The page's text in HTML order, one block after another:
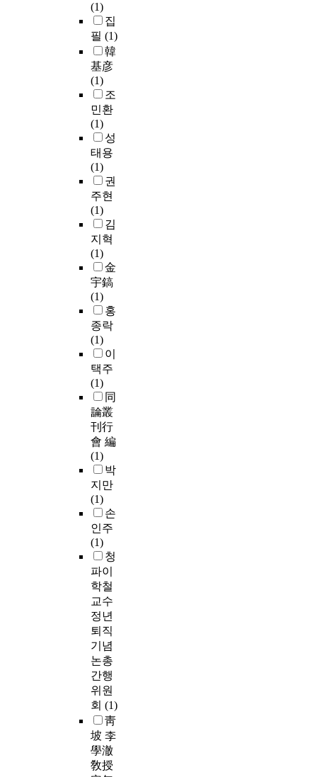
(1)
집
필 (1)
韓
基彦
(1)
조
민환
(1)
성
태용
(1)
권
주현
(1)
김
지혁
(1)
金
宇鎬
(1)
홍
종락
(1)
이
택주
(1)
同
論叢
刊行
會 編
(1)
박
지만
(1)
손
인주
(1)
청
파이
학철
교수
정년
퇴직
기념
논총
간행
위원
회 (1)
靑
坡 李
學澈
敎授